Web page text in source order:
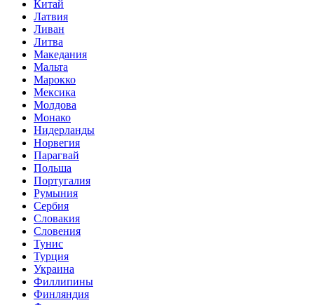
Китай
Латвия
Ливан
Литва
Македания
Мальта
Марокко
Мексика
Молдова
Монако
Нидерланды
Норвегия
Парагвай
Польша
Португалия
Румыния
Сербия
Словакия
Словения
Тунис
Турция
Украина
Филлипины
Финляндия